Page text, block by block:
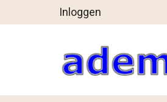
en
gaan
User
account
menu
Inloggen